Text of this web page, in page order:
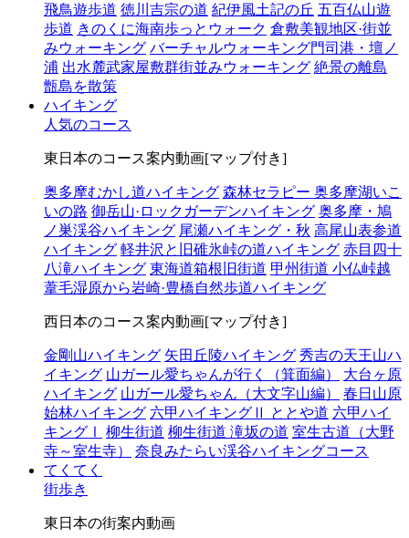
飛鳥遊歩道 徳川吉宗の道 紀伊風土記の丘 五百仏山遊
歩道 きのくに海南歩っとウォーク 倉敷美観地区·街並
みウォーキング バーチャルウォーキング門司港・壇ノ
浦 出水麓武家屋敷群街並みウォーキング 絶景の離島
甑島を散策
ハイキング
人気のコース
東日本のコース案内動画[マップ付き]
奥多摩むかし道ハイキング 森林セラピー 奥多摩湖いこ
いの路 御岳山·ロックガーデンハイキング 奥多摩・鳩
ノ巣渓谷ハイキング 尾瀬ハイキング・秋 高尾山表参道
ハイキング 軽井沢と旧碓氷峠の道ハイキング 赤目四十
八滝ハイキング 東海道箱根旧街道 甲州街道 小仏峠越
葦毛湿原から岩崎·豊橋自然歩道ハイキング
西日本のコース案内動画[マップ付き]
金剛山ハイキング 矢田丘陵ハイキング 秀吉の天王山ハ
イキング 山ガール愛ちゃんが行く（箕面編）
大台ヶ原
ハイキング 山ガール愛ちゃん（大文字山編）
春日山原
始林ハイキング 六甲ハイキングⅡ ととや道 六甲ハイ
キングⅠ
柳生街道 柳生街道 滝坂の道 室生古道（大野
寺～室生寺）
奈良みたらい渓谷ハイキングコース
てくてく
街歩き
東日本の街案内動画